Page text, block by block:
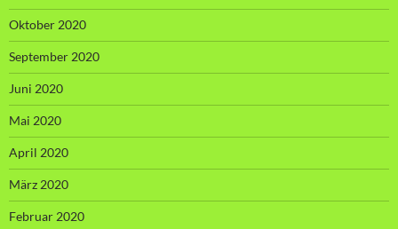
Oktober 2020
September 2020
Juni 2020
Mai 2020
April 2020
März 2020
Februar 2020